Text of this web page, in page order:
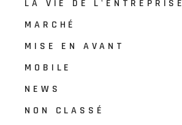
LA VIE DE L'ENTREPRISE
MARCHÉ
MISE EN AVANT
MOBILE
NEWS
NON CLASSÉ